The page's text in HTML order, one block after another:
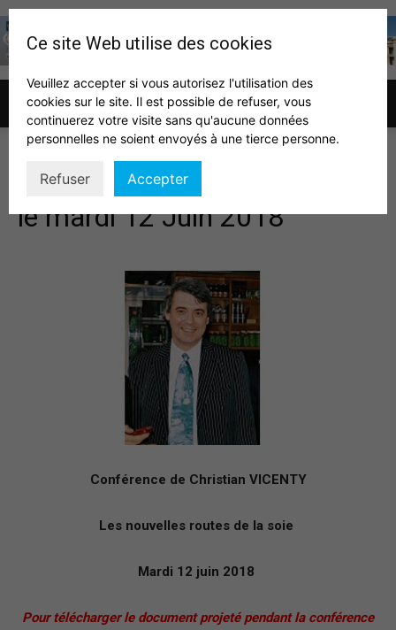
Association
IHEDN
–
Paris
Conférence Christian Vicenty
le mardi 12 Juin 2018
Conférence de Christian VICENTY
Les nouvelles routes de la soie
Mardi 12 juin 2018
Pour télécharger le document projeté pendant la conférence
Ce site Web utilise des cookies
Veuillez accepter si vous autorisez l'utilisation des
cookies sur le site. Il est possible de refuser, vous
continuerez votre visite sans qu'aucune données
personnelles ne soient envoyés à une tierce personne.
Refuser Accepter